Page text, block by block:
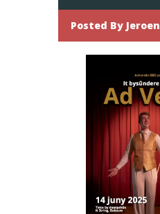
Posted By Jeroen